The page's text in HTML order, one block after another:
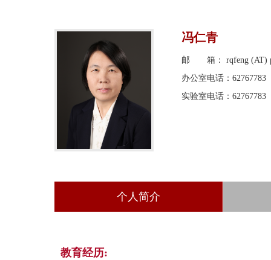
冯仁青
邮 箱： rqfeng (AT)
办公室电话：62767783
实验室电话：62767783
个人简介
教育经历: